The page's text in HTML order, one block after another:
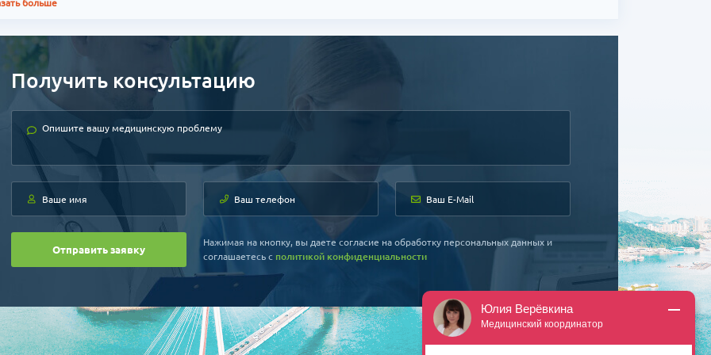
больше
Получить консультацию
Отправить заявку
Нажимая на кнопку, вы даете согласие на обработку персональных данных и
соглашаетесь c политикой конфиденциальности
Юлия Верёвкина
Медицинский координатор